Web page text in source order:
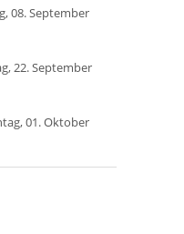
08. September
22. September
01. Oktober